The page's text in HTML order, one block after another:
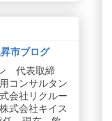
市ブログ
代表取締
コンサルタン
会社リクルー
式会社キイス